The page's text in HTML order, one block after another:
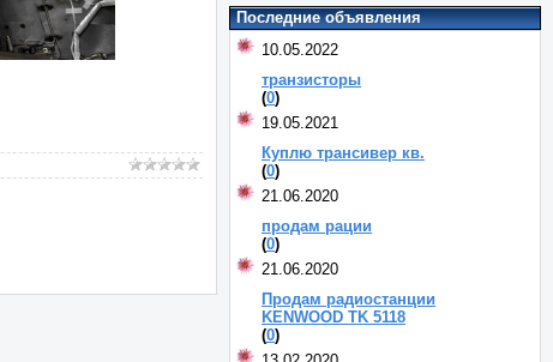
Последние объявления
10.05.2022
транзисторы
(0)
19.05.2021
Куплю трансивер кв.
(0)
21.06.2020
продам рации
(0)
21.06.2020
Продам радиостанции
KENWOOD TK 5118
(0)